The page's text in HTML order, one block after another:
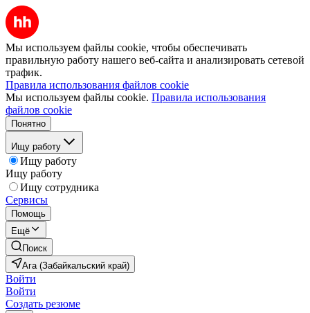
Мы используем файлы cookie, чтобы обеспечивать
правильную работу нашего веб-сайта и анализировать сетевой
трафик.
Правила использования файлов cookie
Мы используем файлы cookie. Правила использования
файлов cookie
Понятно
Ищу работу
Ищу работу
Ищу работу
Ищу сотрудника
Сервисы
Помощь
Ещё
Поиск
Ага (Забайкальский край)
Войти
Войти
Создать резюме